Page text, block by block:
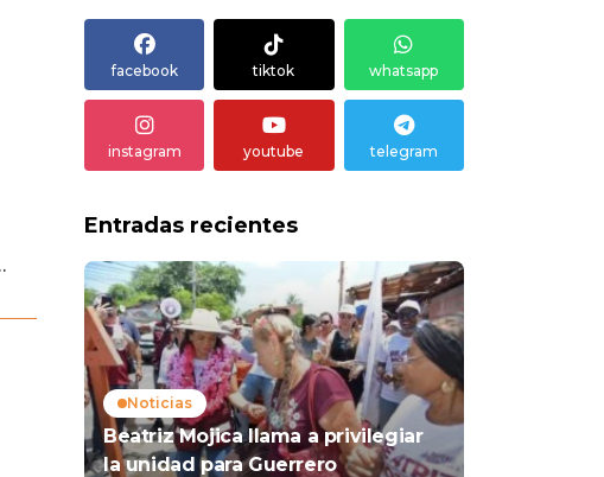
facebook tiktok whatsapp
instagram youtube telegram
Entradas recientes
Noticias
Beatriz Mojica llama a privilegiar
la unidad para Guerrero